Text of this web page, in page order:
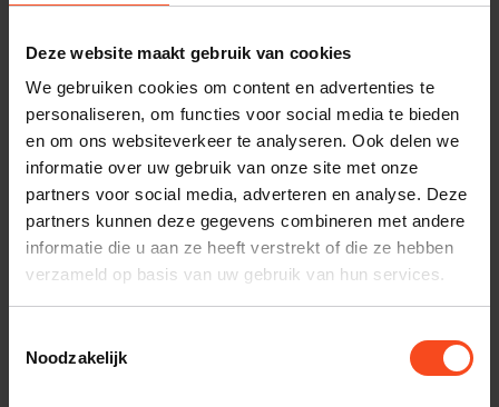
Deze website maakt gebruik van cookies
We gebruiken cookies om content en advertenties te
personaliseren, om functies voor social media te bieden
en om ons websiteverkeer te analyseren. Ook delen we
informatie over uw gebruik van onze site met onze
partners voor social media, adverteren en analyse. Deze
partners kunnen deze gegevens combineren met andere
informatie die u aan ze heeft verstrekt of die ze hebben
verzameld op basis van uw gebruik van hun services.
Noodzakelijk
Aurender
Aurender A1000
€3.995,00
Naim Audio
Naim NSS 333
€8.999,00
-10%